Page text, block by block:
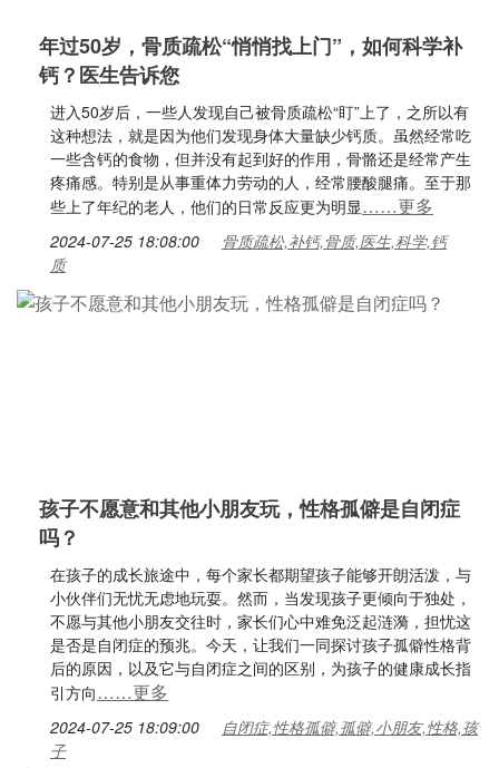
年过50岁，骨质疏松“悄悄找上门”，如何科学补
钙？医生告诉您
进入50岁后，一些人发现自己被骨质疏松“盯”上了，之所以有
这种想法，就是因为他们发现身体大量缺少钙质。虽然经常吃
一些含钙的食物，但并没有起到好的作用，骨骼还是经常产生
疼痛感。特别是从事重体力劳动的人，经常腰酸腿痛。至于那
些上了年纪的老人，他们的日常反应更为明显……更多
2024-07-25 18:08:00
骨质疏松,补钙,骨质,医生,科学,钙
质
孩子不愿意和其他小朋友玩，性格孤僻是自闭症
吗？
在孩子的成长旅途中，每个家长都期望孩子能够开朗活泼，与
小伙伴们无忧无虑地玩耍。然而，当发现孩子更倾向于独处，
不愿与其他小朋友交往时，家长们心中难免泛起涟漪，担忧这
是否是自闭症的预兆。今天，让我们一同探讨孩子孤僻性格背
后的原因，以及它与自闭症之间的区别，为孩子的健康成长指
引方向……更多
2024-07-25 18:09:00
自闭症,性格孤僻,孤僻,小朋友,性格,孩
子